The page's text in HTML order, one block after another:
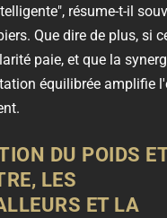
résume-t-il
Que dire de plus, si
paie, et que la
équilibrée amplifie
DU POIDS
LES
ET LA